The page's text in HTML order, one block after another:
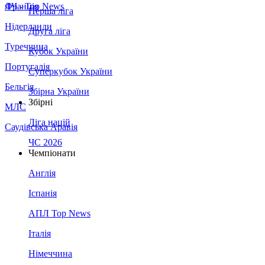
Франція
Нідерланди
Туреччина
Португалія
Бельгія
МЛС
Саудівська Аравія
ЛЧ - Top News
Перша ліга
Друга ліга
Кубок України
Суперкубок України
Збірна України
Збірні
Ліга націй
ЧС 2026
Чемпіонати
Англія
Іспанія
АПЛ Top News
Італія
Німеччина